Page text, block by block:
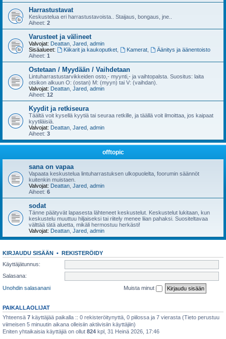
Harrastustavat
Keskustelua eri harrastustavoista.. Staijaus, bongaus, jne..
Aiheet: 2
Varusteet ja välineet
Valvojat: Deattan Jared admin
Sisäalueet:
Kiikarit ja kaukoputket, Kamerat,
Äänitys ja äänentoisto
Aiheet: 1
Ostetaan / Myydään / Vaihdetaan
Lintuharrastustarvikkeiden osto,- myynti,- ja vaihtopalsta. Suositus: laita
otsikon alkuun O: (ostan) M: (myyn) tai V: (vaihdan).
Valvojat: Deattan Jared admin
Aiheet: 12
Kyydit ja retkiseura
Täältä voit kysellä kyytiä tai seuraa retkille, ja täällä voit ilmoittaa, jos kaipaat
kyytiläisiä.
Valvojat: Deattan Jared admin
Aiheet: 3
offtopic
sana on vapaa
Vapaata keskustelua lintuharrastuksen ulkopuolelta, foorumin säännöt
kuitenkin muistaen.
Valvojat: Deattan Jared admin
Aiheet: 6
sodat
Tänne päätyvät lapasesta lähteneet keskustelut. Keskustelut lukitaan, kun
keskustelu muuttuu hiljaiseksi tai riitely menee liian pahaksi. Suositeltavaa
välttää tätä aluetta, mikäli hermostuu herkästi!
Valvojat: Deattan Jared admin
KIRJAUDU SISÄÄN • REKISTERÖIDY
Käyttäjätunnus:
Salasana:
Unohdin salasanani
Muista minut
PAIKALLAOLIJAT
Yhteensä 7 käyttäjää paikalla :: 0 rekisteröitynyttä, 0 piilossa ja 7 vierasta (Tieto perustuu
viimeisen 5 minuutin aikana olleisiin aktiivisiin käyttäjiin)
Eniten yhtaikaisia käyttäjiä on ollut 824 kpl, 31 Heinä 2026, 17:46